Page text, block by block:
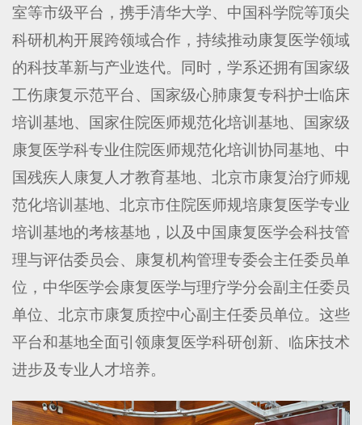
室等市级平台，携手清华大学、中国科学院等顶尖
科研机构开展跨领域合作，持续推动康复医学领域
的科技革新与产业迭代。同时，学系还拥有国家级
工伤康复示范平台、国家级心肺康复专科护士临床
培训基地、国家住院医师规范化培训基地、国家级
康复医学科专业住院医师规范化培训协同基地、中
国残疾人康复人才教育基地、北京市康复治疗师规
范化培训基地、北京市住院医师规培康复医学专业
培训基地的考核基地，以及中国康复医学会科技管
理与评估委员会、康复机构管理专委会主任委员单
位，中华医学会康复医学与理疗学分会副主任委员
单位、北京市康复质控中心副主任委员单位。这些
平台和基地全面引领康复医学科研创新、临床技术
进步及专业人才培养。